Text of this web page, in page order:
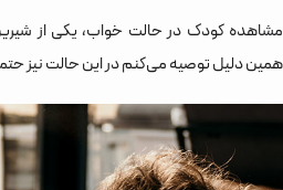
مشاهده کودک در حالت خواب، یکی از
همین دلیل توصیه می‌کنم در این حالت نیز